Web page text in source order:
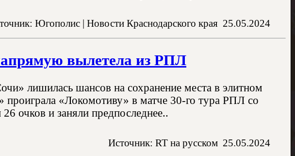
Югополис | Новости Краснодарского края 25.05.2024
вылетела из РПЛ
лишилась шансов на сохранение места в элитном
«Локомотиву» в матче 30-го тура РПЛ со
очков и заняли предпоследнее..
Источник: RT на русском 25.05.2024